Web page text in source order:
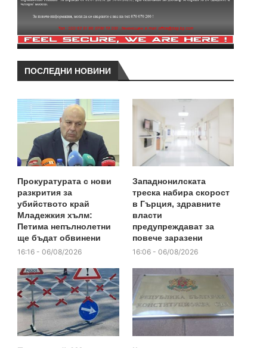
ПОСЛЕДНИ НОВИНИ
Прокуратурата с нови
разкрития за
убийството край
Младежкия хълм:
Петима непълнолетни
ще бъдат обвинени
16:16 - 06/08/2026
Западнонилската
треска набира скорост
в Гърция, здравните
власти
предупреждават за
повече заразени
16:06 - 06/08/2026